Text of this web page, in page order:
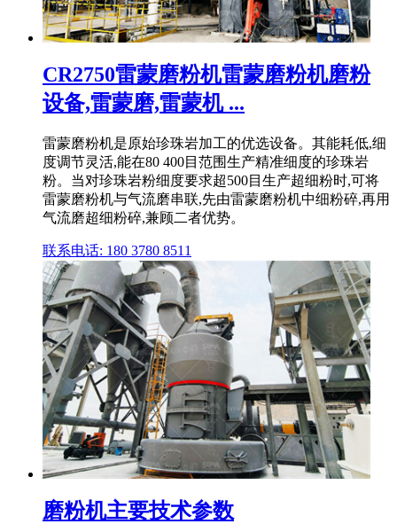
CR2750雷蒙磨粉机雷蒙磨粉机磨粉
设备,雷蒙磨,雷蒙机 ...
雷蒙磨粉机是原始珍珠岩加工的优选设备。其能耗低,细
度调节灵活,能在80 400目范围生产精准细度的珍珠岩
粉。当对珍珠岩粉细度要求超500目生产超细粉时,可将
雷蒙磨粉机与气流磨串联,先由雷蒙磨粉机中细粉碎,再用
气流磨超细粉碎,兼顾二者优势。
联系电话: 180 3780 8511
磨粉机主要技术参数